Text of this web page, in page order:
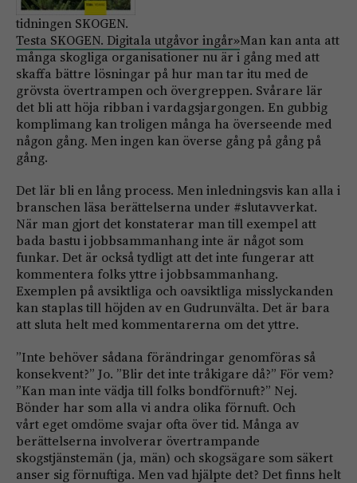
tidningen SKOGEN.
Testa SKOGEN. Digitala utgåvor ingår»Man kan anta att
många skogliga organisationer nu är i gång med att
skaffa bättre lösningar på hur man tar itu med de
grövsta övertrampen och övergreppen. Svårare lär
det bli att höja ribban i vardagsjargongen. En gubbig
komplimang kan troligen många ha överseende med
någon gång. Men ingen kan överse gång på gång på
gång.
Det lär bli en lång process. Men inledningsvis kan alla i
branschen läsa berättelserna under #slutavverkat.
När man gjort det konstaterar man till exempel att
bada bastu i jobbsammanhang inte är något som
funkar. Det är också tydligt att det inte fungerar att
kommentera folks yttre i jobbsammanhang.
Exemplen på avsiktliga och oavsiktliga misslyckanden
kan staplas till höjden av en Gudrunvälta. Det är bara
att sluta helt med kommentarerna om det yttre.
”Inte behöver sådana förändringar genomföras så
konsekvent?” Jo. ”Blir det inte tråkigare då?” För vem?
”Kan man inte vädja till folks bondförnuft?” Nej.
Bönder har som alla vi andra olika förnuft. Och
vårt eget om­döme svajar ofta över tid. Många av
berättel­serna involverar övertrampande
skogstjänstemän (ja, män) och skogsägare som säkert
anser sig förnuftiga. Men vad hjälpte det? Det finns helt